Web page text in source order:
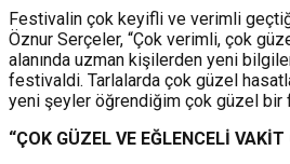
Festivalin çok keyifli ve verimli
Öznur Serçeler, “Çok verimli, çok
alanında uzman kişilerden yeni
festivaldi. Tarlalarda çok güzel
yeni şeyler öğrendiğim çok güzel bir
“ÇOK GÜZEL VE EĞLENCELİ VAKİT